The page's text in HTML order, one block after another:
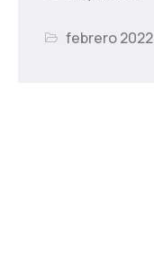
febrero 2022